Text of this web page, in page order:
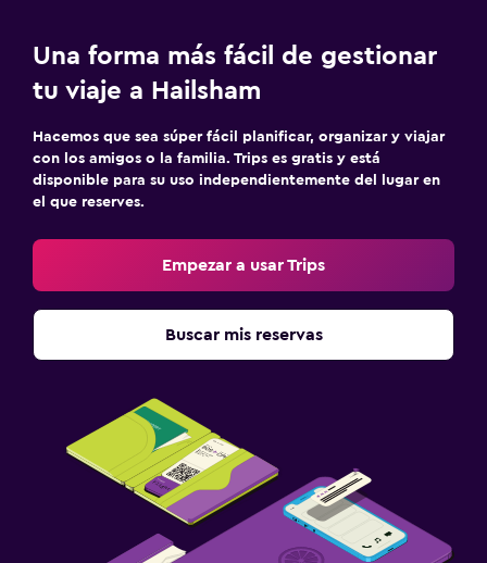
Una forma más fácil de gestionar
tu viaje a Hailsham
Hacemos que sea súper fácil planificar, organizar y viajar
con los amigos o la familia. Trips es gratis y está
disponible para su uso independientemente del lugar en
el que reserves.
Empezar a usar Trips
Buscar mis reservas